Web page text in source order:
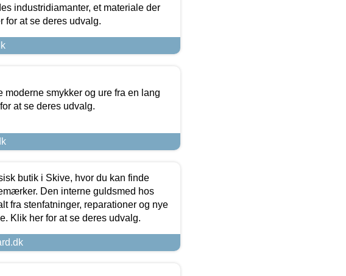
industridiamanter, et materiale der
at se deres udvalg.
smykker og ure fra en lang
at se deres udvalg.
butik i Skive, hvor du kan finde
Den interne guldsmed hos
fra stenfatninger, reparationer og nye
Klik her for at se deres udvalg.